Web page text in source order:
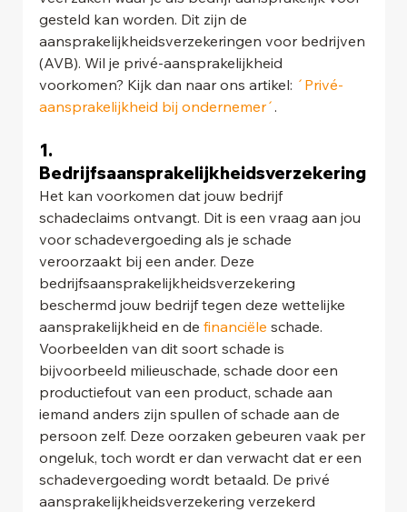
gesteld kan worden. Dit zijn de
aansprakelijkheidsverzekeringen voor bedrijven
(AVB). Wil je privé-aansprakelijkheid
voorkomen? Kijk dan naar ons artikel: ´Privé-
aansprakelijkheid bij ondernemer´.
1.
Bedrijfsaansprakelijkheidsverzekering
Het kan voorkomen dat jouw bedrijf
schadeclaims ontvangt. Dit is een vraag aan jou
voor schadevergoeding als je schade
veroorzaakt bij een ander. Deze
bedrijfsaansprakelijkheidsverzekering
beschermd jouw bedrijf tegen deze wettelijke
aansprakelijkheid en de financiële schade.
Voorbeelden van dit soort schade is
bijvoorbeeld milieuschade, schade door een
productiefout van een product, schade aan
iemand anders zijn spullen of schade aan de
persoon zelf. Deze oorzaken gebeuren vaak per
ongeluk, toch wordt er dan verwacht dat er een
schadevergoeding wordt betaald. De privé
aansprakelijkheidsverzekering verzekerd